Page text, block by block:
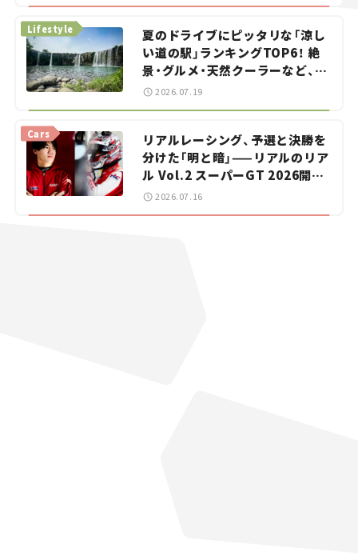
夏のドライブにピッタリな「涼し
い道の駅」ランキングTOP6！ 絶
景・グルメ・天然クーラーなど、避
暑におすすめのスポットを紹介
Lifestyle
2026.07.19
リアルレーシング、予選と決勝を
分けた「明と暗」——リアルのリア
ル Vol.2 スーパーGT 2026開幕
戦 岡山国際サーキット
Cars
2026.07.16